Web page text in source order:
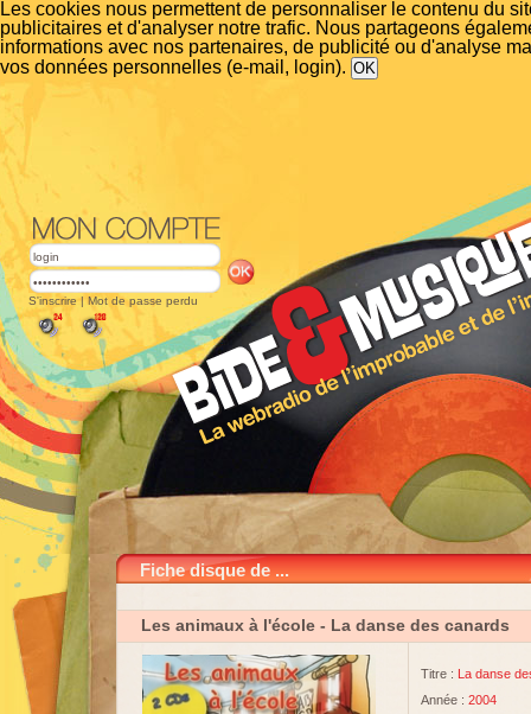
Les cookies nous permettent de personnaliser le contenu du
publicitaires et d'analyser notre trafic. Nous partageons
informations avec nos partenaires, de publicité ou d'analyse
vos données personnelles (e-mail, login).
S'inscrire | Mot de passe perdu
Fiche disque de ...
Les animaux à l'école - La danse des canards
Titre : La danse
Année : 2004